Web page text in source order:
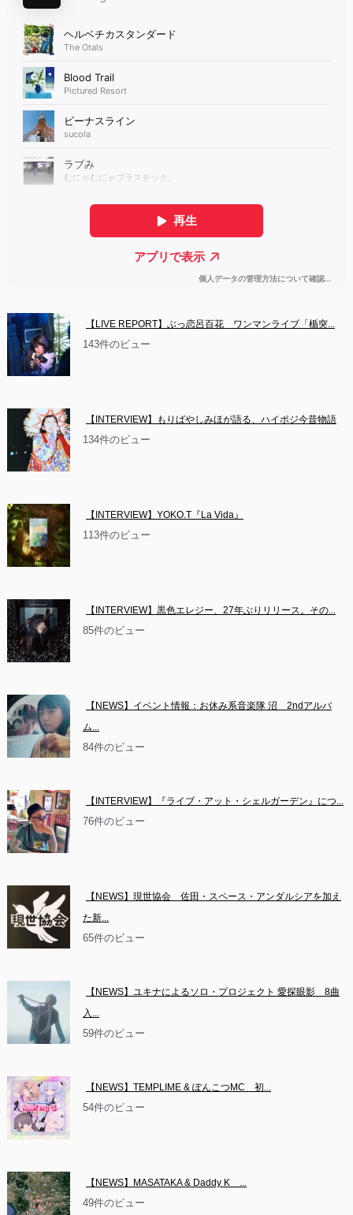
【LIVE REPORT】ぶっ恋呂百花　ワンマンライブ「楯突...
143件のビュー
【INTERVIEW】もりばやしみほが語る、ハイポジ今昔物語
134件のビュー
【INTERVIEW】YOKO.T『La Vida』
113件のビュー
【INTERVIEW】黒色エレジー、27年ぶりリリース。その...
85件のビュー
【NEWS】イベント情報：お休み系音楽隊 沼　2ndアルバ
ム...
84件のビュー
【INTERVIEW】『ライブ・アット・シェルガーデン』につ...
76件のビュー
【NEWS】現世協会　佐田・スペース・アンダルシアを加え
た新...
65件のビュー
【NEWS】ユキナによるソロ・プロジェクト 愛探眼影　8曲
入...
59件のビュー
【NEWS】TEMPLIME & ぽんこつMC　初...
54件のビュー
【NEWS】MASATAKA & Daddy K　...
49件のビュー